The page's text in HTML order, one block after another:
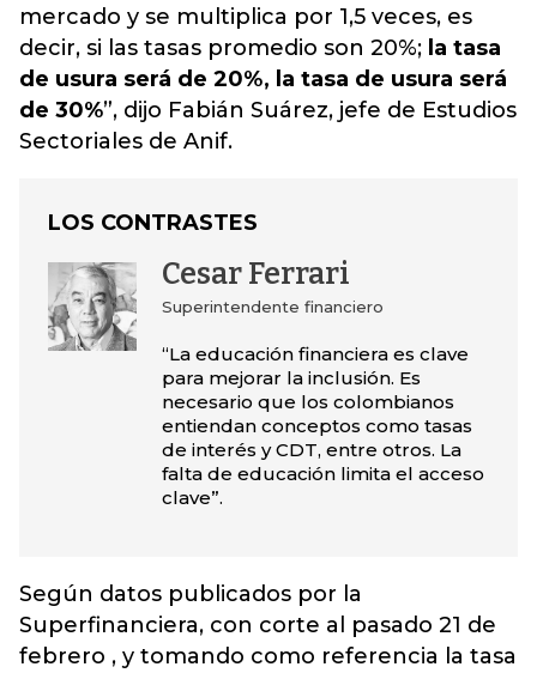
mercado y se multiplica por 1,5 veces, es
decir, si las tasas promedio son 20%; la tasa
de usura será de 20%, la tasa de usura será
de 30%”, dijo Fabián Suárez, jefe de Estudios
Sectoriales de Anif.
LOS CONTRASTES
Cesar Ferrari
Superintendente financiero
“La educación financiera es clave
para mejorar la inclusión. Es
necesario que los colombianos
entiendan conceptos como tasas
de interés y CDT, entre otros. La
falta de educación limita el acceso
clave”.
Según datos publicados por la
Superfinanciera, con corte al pasado 21 de
febrero , y tomando como referencia la tasa